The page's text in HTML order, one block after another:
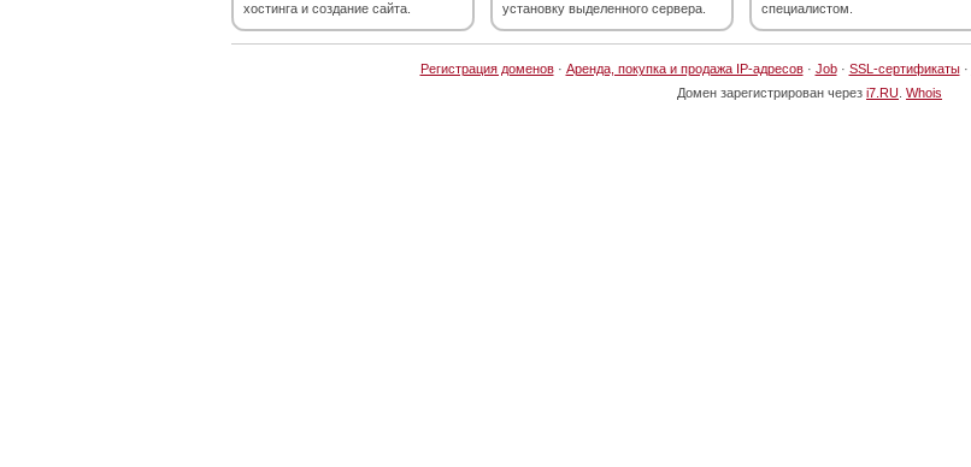
хостинга и создание сайта.
установку выделенного сервера.
специалистом.
Регистрация доменов· Аренда, покупка и продажа IP-адресов· Job· SSL-сертификаты·
Домен зарегистрирован через i7.RU Whois